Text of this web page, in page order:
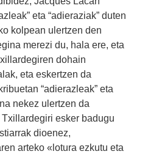
eta “adieraziak” duten
kolpean ulertzen den
merezi du, hala ere, eta
dohain
eta eskertzen da
“adierazleak” eta
nekez ulertzen da
esker badugu
dioenez,
arteko «lotura ezkutu eta